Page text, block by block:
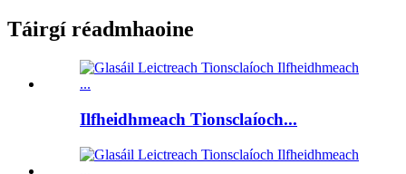
Táirgí réadmhaoine
Ilfheidhmeach Tionsclaíoch...